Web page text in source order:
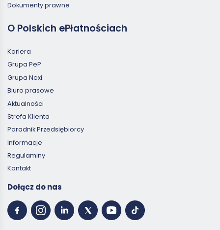
Dokumenty prawne
O Polskich ePłatnościach
Kariera
Grupa PeP
Grupa Nexi
Biuro prasowe
Aktualności
Strefa Klienta
Poradnik Przedsiębiorcy
Informacje
Regulaminy
Kontakt
Dołącz do nas